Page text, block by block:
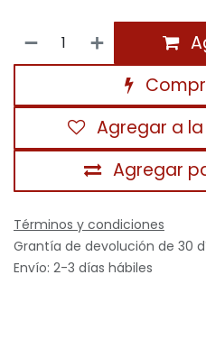
Agregar
Agregar a
Términos y condiciones
Grantía de devolución de 30
Envío: 2-3 días hábiles